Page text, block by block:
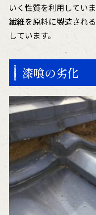
いく性質を利用してい
繊維を原料に製造され
しています。
漆喰の劣化